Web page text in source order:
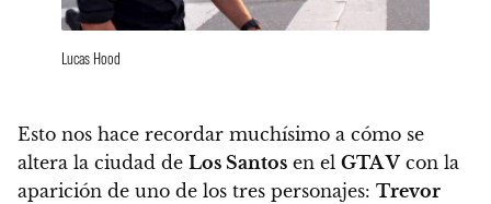
Lucas Hood
Esto nos hace recordar muchísimo a cómo se
altera la ciudad de Los Santos en el GTA Vcon la
aparición de uno de los tres personajes: Trevor